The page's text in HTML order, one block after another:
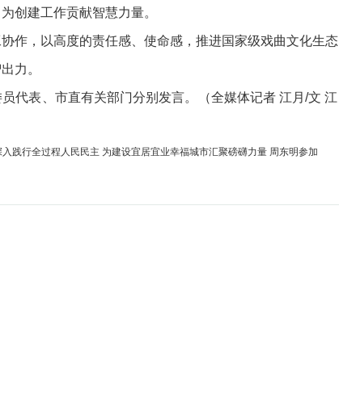
创建工作贡献智慧力量。
作，以高度的责任感、使命感，推进国家级戏曲文化生态
力。
代表、市直有关部门分别发言。（全媒体记者 江月/文 江
践行全过程人民民主 为建设宜居宜业幸福城市汇聚磅礴力量 周东明参加